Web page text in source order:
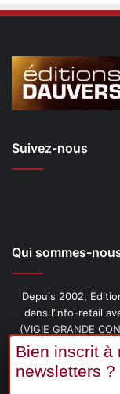
Suivez-nous
Qui sommes-
Depuis 2002,
dans l’info-retail
(VIGIE GRANDE
livres (PENSER-
PRÉFÉRÉ DE
PROMOFLASH,